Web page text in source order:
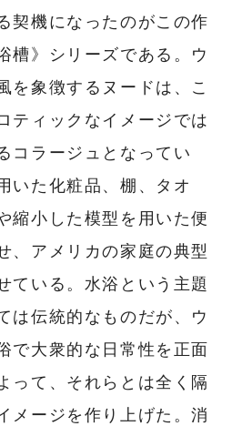
契機になったのがこの作
槽》シリーズである。ウ
を象徴するヌードは、こ
ティックなイメージでは
コラージュとなってい
いた化粧品、棚、タオ
縮小した模型を用いた便
、アメリカの家庭の典型
ている。水浴という主題
は伝統的なものだが、ウ
で大衆的な日常性を正面
って、それらとは全く隔
メージを作り上げた。消